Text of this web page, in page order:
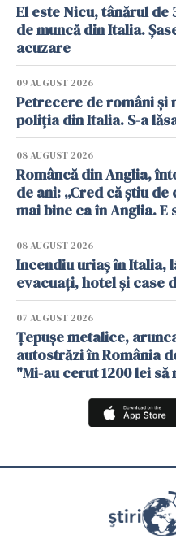
El este Nicu, tânărul
de muncă din Italia.
acuzare
09 AUGUST 2026
Petrecere de români și
poliția din Italia. S-a
08 AUGUST 2026
Româncă din Anglia,
de ani: „Cred că știu
mai bine ca în Anglia. E
08 AUGUST 2026
Incendiu uriaș în Italia,
evacuați, hotel și case
07 AUGUST 2026
Țepușe metalice,
autostrăzi în România
"Mi-au cerut 1200 lei să